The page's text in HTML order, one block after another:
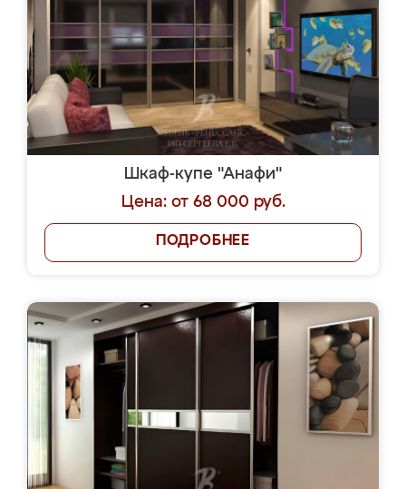
Шкаф-купе "Анафи"
Цена: от 68 000 руб.
ПОДРОБНЕЕ